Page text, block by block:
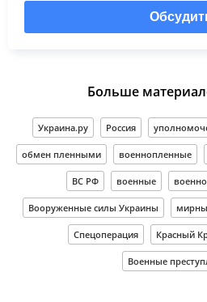
Больше
Украина.ру Россия
обмен пленными военнопленные
ВС РФ военные
Вооруженные силы Украины
Спецоперация Красный
Военные